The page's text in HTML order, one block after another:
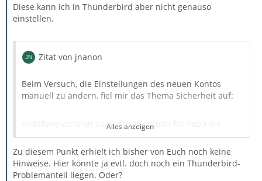
Diese kann ich in Thunderbird aber nicht genauso
einstellen.
Zitat von jnanon
Beim Versuch, die Einstellungen des neuen Kontos
manuell zu ändern, fiel mir das Thema Sicherheit auf:
Vodafone verlangt nach der Migration für Pop3 die
Server-Einstellung
Ports (verschlüsselt) SSL: 995 TLS: 110
Alles anzeigen
Zu diesem Punkt erhielt ich bisher von Euch noch keine
Hinweise. Hier könnte ja evtl. doch noch ein Thunderbird-
Problemanteil liegen. Oder?